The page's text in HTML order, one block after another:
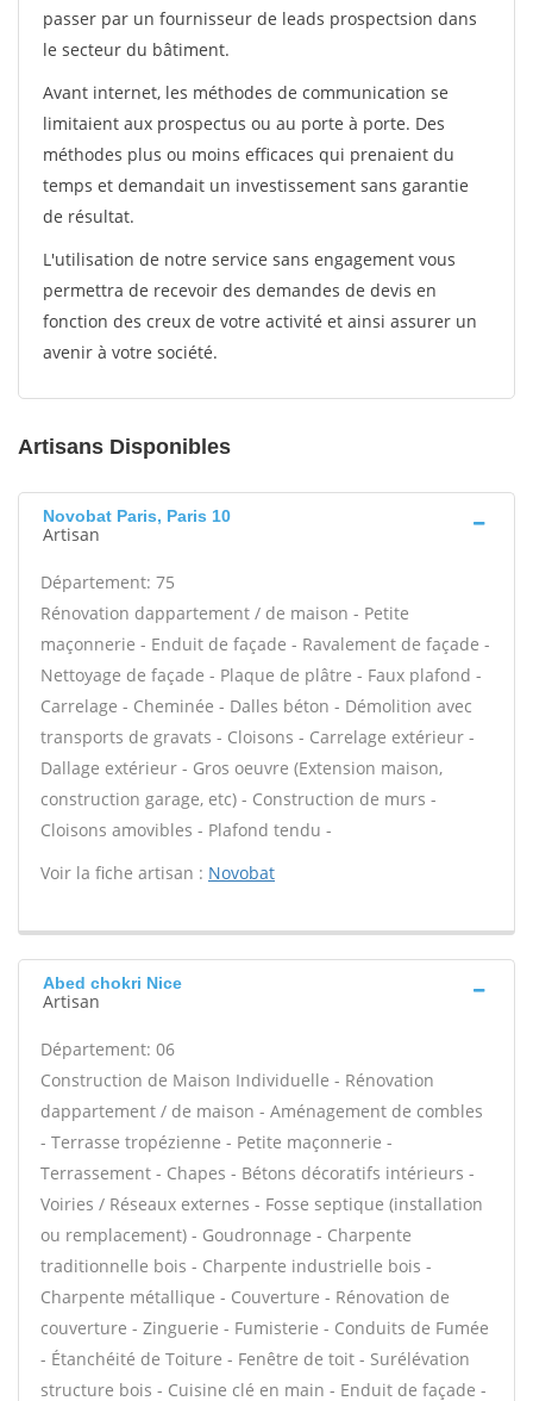
passer par un fournisseur de leads prospectsion dans
le secteur du bâtiment.
Avant internet, les méthodes de communication se
limitaient aux prospectus ou au porte à porte. Des
méthodes plus ou moins efficaces qui prenaient du
temps et demandait un investissement sans garantie
de résultat.
L'utilisation de notre service sans engagement vous
permettra de recevoir des demandes de devis en
fonction des creux de votre activité et ainsi assurer un
avenir à votre société.
Artisans Disponibles
Novobat Paris, Paris 10
Artisan
Département: 75
Rénovation dappartement / de maison - Petite
maçonnerie - Enduit de façade - Ravalement de façade -
Nettoyage de façade - Plaque de plâtre - Faux plafond -
Carrelage - Cheminée - Dalles béton - Démolition avec
transports de gravats - Cloisons - Carrelage extérieur -
Dallage extérieur - Gros oeuvre (Extension maison,
construction garage, etc) - Construction de murs -
Cloisons amovibles - Plafond tendu -
Voir la fiche artisan : Novobat
Abed chokri Nice
Artisan
Département: 06
Construction de Maison Individuelle - Rénovation
dappartement / de maison - Aménagement de combles
- Terrasse tropézienne - Petite maçonnerie -
Terrassement - Chapes - Bétons décoratifs intérieurs -
Voiries / Réseaux externes - Fosse septique (installation
ou remplacement) - Goudronnage - Charpente
traditionnelle bois - Charpente industrielle bois -
Charpente métallique - Couverture - Rénovation de
couverture - Zinguerie - Fumisterie - Conduits de Fumée
- Étanchéité de Toiture - Fenêtre de toit - Surélévation
structure bois - Cuisine clé en main - Enduit de façade -